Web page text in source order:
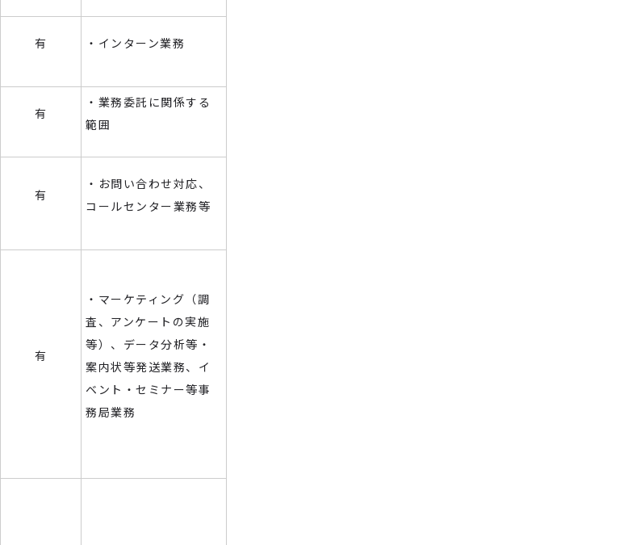
有 ・インターン業務
有
・業務委託に関係する
範囲
有
・お問い合わせ対応、
コールセンター業務等
有
・マーケティング（調
査、アンケートの実施
等）、データ分析等・
案内状等発送業務、イ
ベント・セミナー等事
務局業務